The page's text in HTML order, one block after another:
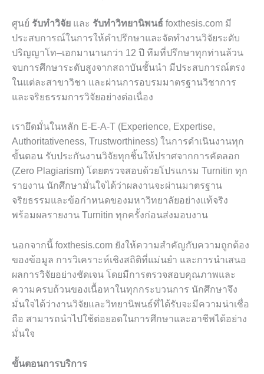
ศูนย์ รับทำวิจัย และ รับทำวิทยานิพนธ์ foxthesis.com มี
ประสบการณ์ในการให้คำปรึกษาและจัดทำงานวิจัยระดับ
ปริญญาโท–เอกมานานกว่า 12 ปี ทีมที่ปรึกษาทุกท่านล้วน
จบการศึกษาระดับสูงจากสถาบันชั้นนำ มีประสบการณ์ตรง
ในแต่ละสาขาวิชา และผ่านการอบรมมาตรฐานวิชาการ
และจริยธรรมการวิจัยอย่างต่อเนื่อง
เรายึดมั่นในหลัก E-E-A-T (Experience, Expertise,
Authoritativeness, Trustworthiness) ในการดำเนินงานทุก
ขั้นตอน รับประกันงานวิจัยทุกชิ้นให้ปราศจากการคัดลอก
(Zero Plagiarism) โดยตรวจสอบด้วยโปรแกรม Turnitin ทุก
รายงาน นักศึกษามั่นใจได้ว่าผลงานจะผ่านมาตรฐาน
จริยธรรมและข้อกำหนดของมหาวิทยาลัยอย่างแท้จริง
พร้อมผลรายงาน Turnitin ทุกครั้งก่อนส่งมอบงาน
นอกจากนี้ foxthesis.com ยังให้ความสำคัญกับความถูกต้อง
ของข้อมูล การวิเคราะห์เชิงสถิติที่แม่นยำ และการนำเสนอ
ผลการวิจัยอย่างชัดเจน โดยมีการตรวจสอบคุณภาพและ
ความครบถ้วนของเนื้อหาในทุกกระบวนการ นักศึกษาจึง
มั่นใจได้ว่างานวิจัยและวิทยานิพนธ์ที่ได้รับจะมีความน่าเชื่อ
ถือ สามารถนำไปใช้ต่อยอดในการศึกษาและอาชีพได้อย่าง
มั่นใจ
ขั้นตอนการบริการ